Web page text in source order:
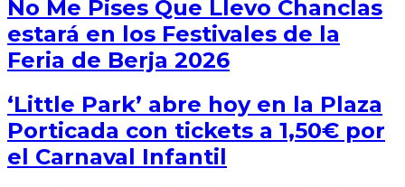
No Me Pises Que Llevo Chanclas
estará en los Festivales de la
Feria de Berja 2026
‘Little Park’ abre hoy en la Plaza
Porticada con tickets a 1,50€ por
el Carnaval Infantil